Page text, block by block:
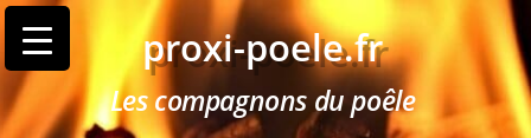
proxi-poele.fr
Les compagnons du poêle